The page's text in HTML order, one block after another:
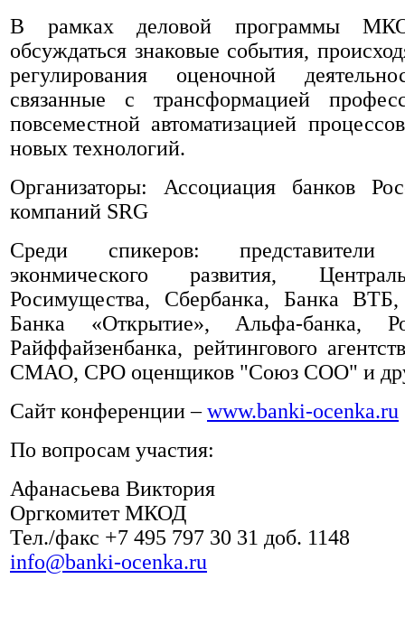
В рамках деловой программы
обсуждаться знаковые события,
регулирования оценочной
связанные с трансформацией
повсеместной автоматизацией
новых технологий.
Организаторы: Ассоциация банков
компаний SRG
Среди спикеров: представители
эконмического развития,
Росимущества, Сбербанка, Банка ВТБ,
Банка «Открытие», Альфа-банка,
Райффайзенбанка, рейтингового
СМАО, СРО оценщиков "Союз СОО" и
Сайт конференции –www.banki-ocenka.ru
По вопросам участия:
Афанасьева Виктория
Оргкомитет МКОД
Тел./факс +7 495 797 30 31 доб. 1148
info@banki-ocenka.ru